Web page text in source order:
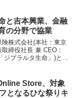
と吉本興業、金融
の分野で協業
株式会社(本社：東京
締役社長 兼 CEO：
ジブラルタ生命」)と吉
ら、全国あらゆる年
Store、対象
となるひな祭りキ